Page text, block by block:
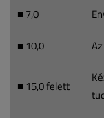
■ 7,0
■ 10,0
■ 15,0 felett